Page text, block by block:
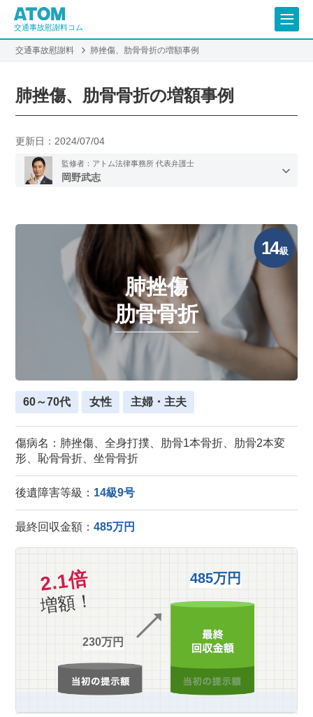
交通事故慰謝料コム
交通事故慰謝料 肺挫傷、肋骨骨折の増額事例
肺挫傷、肋骨骨折の増額事例
更新日： 2024/07/04
監修者：アトム法律事務所 代表弁護士
岡野武志
14級
肺挫傷
肋骨骨折
60～70代 女性 主婦・主夫
傷病名：肺挫傷、全身打撲、肋骨1本骨折、肋骨2本変
形、恥骨骨折、坐骨骨折
後遺障害等級： 14級9号
最終回収金額：485万円
2.1倍
増額！
230万円
485万円